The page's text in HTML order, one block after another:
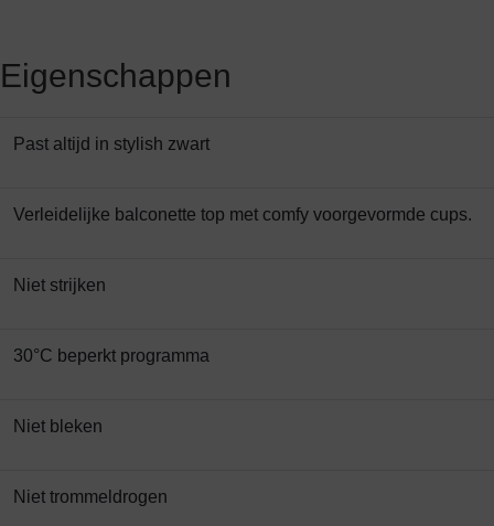
Eigenschappen
Past altijd in stylish zwart
Verleidelijke balconette top met comfy voorgevormde cups.
Niet strijken
30°C beperkt programma
Niet bleken
Niet trommeldrogen